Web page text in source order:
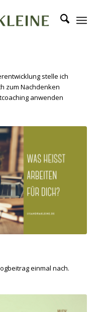
stelle ich
zum Nachdenken
anwenden
einmal nach.